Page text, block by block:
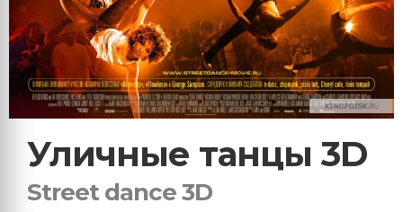
Уличные танцы 3D
Street danсe 3D